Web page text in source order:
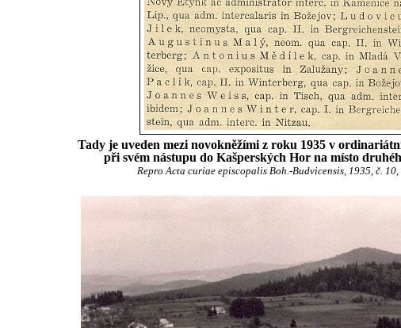
Tady je uveden mezi novokněžími z roku 1935 v
při svém nástupu do Kašperských Hor na místo
Repro Acta curiae episcopalis Boh.-Budvicensis, 1935, č. 10,